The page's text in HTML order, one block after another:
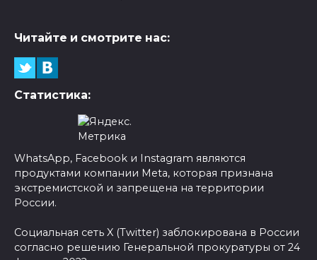
Читайте и смотрите нас:
Статистика:
WhatsApp, Facebook и Instagram являются
продуктами компании Meta, которая признана
экстремистской и запрещена на территории
России.
Социальная сеть X (Twitter) заблокирована в России
согласно решению Генеральной прокуратуры от 24